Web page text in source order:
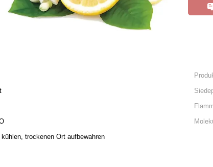
trockenen Ort aufbewahren